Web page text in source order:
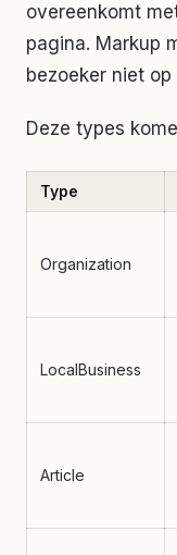
overeenkomt
pagina. Markup
bezoeker niet
Deze types
Type
Organization
LocalBusiness
Article